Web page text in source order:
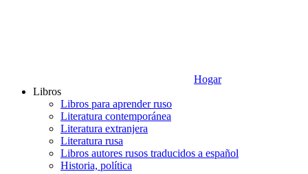
Hogar
Libros
Libros para aprender ruso
Literatura contemporánea
Literatura extranjera
Literatura rusa
Libros autores rusos traducidos a español
Historia, política